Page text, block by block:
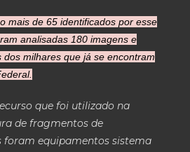
mais de 65 identificados por esse
analisadas 180 imagens e
milhares que já se encontram
que foi utilizado na
de fragmentos de
foram equipamentos sistema